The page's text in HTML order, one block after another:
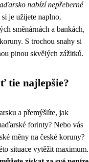
nabízí nepřeberné
je užijete naplno.
směnárnách a bankách,
S trochou snahy si
plnou skvělých zážitků.
tie najlepšie?
a přemýšlíte, jak
forinty? Nebo vás
měny na české koruny?
situace vytěžit maximum.